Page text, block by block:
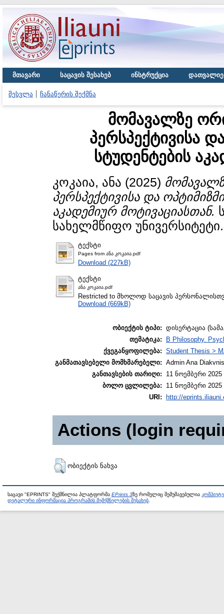
მთავარი საცავის შესახებ ინსტრუქცია
შესვლა ჩანაწერის შექმნა
მომავალზე
პერსპექტივისა
სტუდენტების
კოკაია, ანა (2025)
პერსპექტივისა და
აკადემიურ მოტივაციასთან.
სახელმწიფო უნივერსიტეტი.
ტექსტი
Pages from ანა კოკაია.pdf
Download (227kB)
ტექსტი
ანა კოკაია.pdf
Restricted to მხოლოდ საცავის
Download (669kB)
ობიექტის ტიპი: დისერტაცია
თემატიკა:
B Philosophy.
ქვეგანყოფილება: Student Thesis >
განმათავსებელი მომხმარებელი: Admin Ana
განთავსების თარიღი:
11 ნოემბერი 2025
ბოლო ცვლილება:
11 ნოემბერი 2025
URI:
http://
Actions (login
ობიექტის ნახვა
საცავი "EPRINTS" შექმნილია პლატფორმა EPrints 3ზე რომელიც შემუშავებულია
დეტალური ინფორმაცია პროგრამის შემქმნელების შესახებ.